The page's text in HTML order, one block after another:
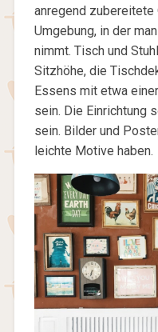
anregend zubereitete
Umgebung, in der
nimmt. Tisch und
Sitzhöhe, die
Essens mit etwa einer
sein. Die Einrichtung
sein. Bilder und
leichte Motive haben.